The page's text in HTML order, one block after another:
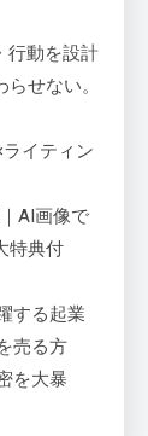
行動を設計
せない。
イティン
AI画像で
特典付
する起業
売る方
を大暴